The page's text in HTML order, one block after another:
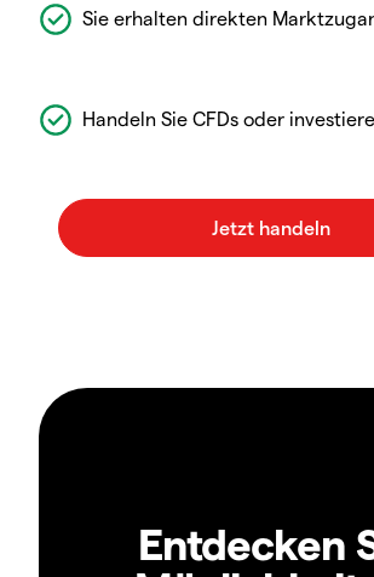
Sie erhalten direkten
Handeln Sie CFDs oder
Entdecken